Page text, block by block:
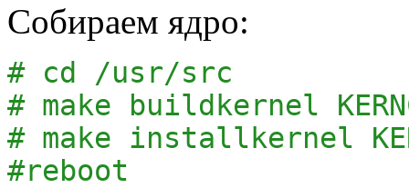
Собираем ядро:
# cd /usr/src
# make buildkernel
# make installkernel
#reboot